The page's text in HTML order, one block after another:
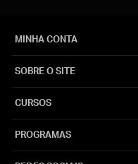
MINHA CONTA
SOBRE O SITE
CURSOS
PROGRAMAS